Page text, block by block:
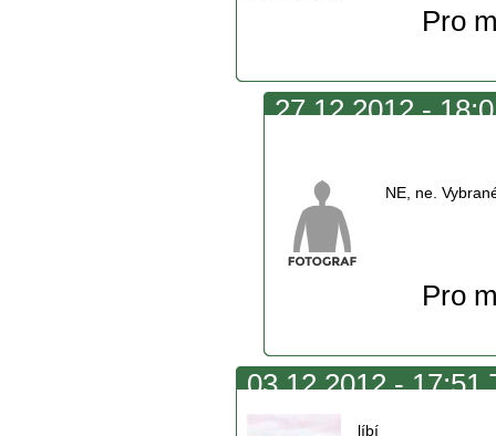
Pro
27.12.2012 -
NE, ne.
Pro
03.12.2012 -
líbí